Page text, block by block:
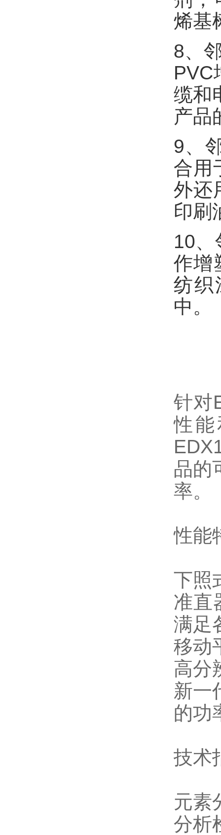
烯基
8、
PVC
缆和
产品
9、
合用
外还
印刷
10、
作增
纺织
中。
针对
性
品的
率。
性能
下照
准直
满足
移动
高分
新一
的功
技术
元素
分析